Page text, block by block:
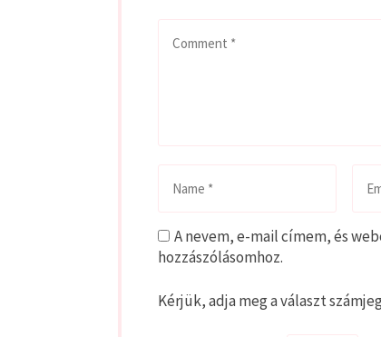
A nevem, e-mail címem, és
hozzászólásomhoz.
Kérjük, adja meg a választ